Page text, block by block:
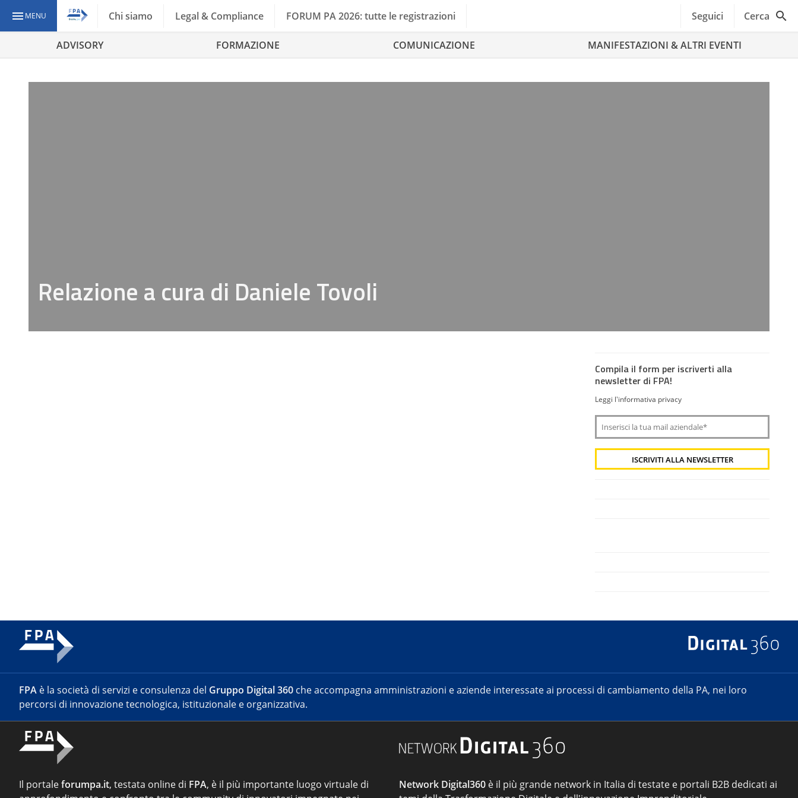
MENU Chi siamo Legal & Compliance FORUM PA 2026: tutte le registrazioni Seguici Cerca
ADVISORY FORMAZIONE COMUNICAZIONE MANIFESTAZIONI & ALTRI EVENTI
Relazione a cura di Daniele Tovoli
Compila il form per iscriverti alla
newsletter di FPA!
Leggi l'informativa privacy
FPA è la società di servizi e consulenza del Gruppo Digital 360 che accompagna amministrazioni e aziende interessate ai processi di cambiamento della PA, nei loro
percorsi di innovazione tecnologica, istituzionale e organizzativa.
Il portaleforumpa.it, testata online di FPA, è il più importante luogo virtuale di
Network Digital360 è il più grande network in Italia di testate e portali B2B dedicati ai